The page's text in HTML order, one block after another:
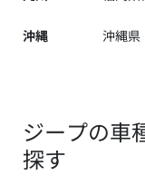
沖縄 沖縄県
ジープの車
探す